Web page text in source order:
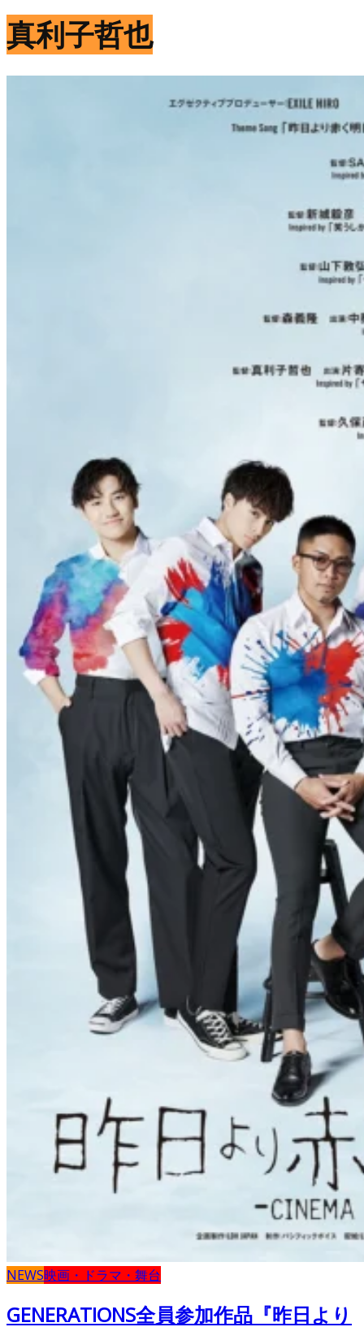
真利子哲也
NEWS映画・ドラマ・舞台
GENERATIONS全員参加作品『昨日より